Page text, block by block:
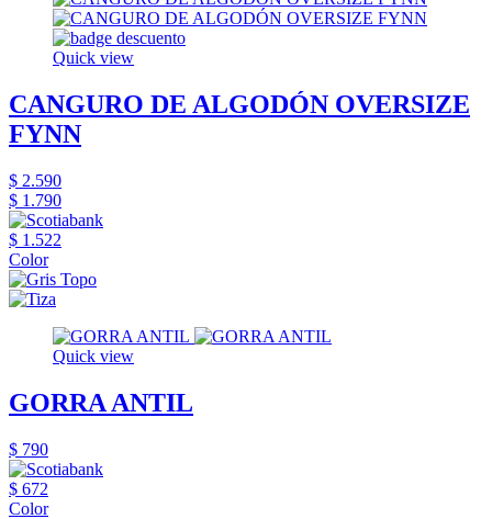
Quick view
CANGURO DE ALGODÓN OVERSIZE
FYNN
$ 2.590
$ 1.790
$ 1.522
Color
Quick view
GORRA ANTIL
$ 790
$ 672
Color